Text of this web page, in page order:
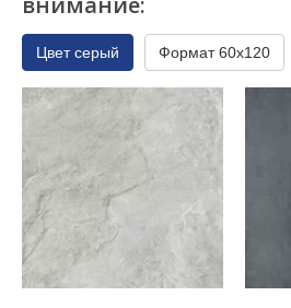
Цвет серый Формат 60x120